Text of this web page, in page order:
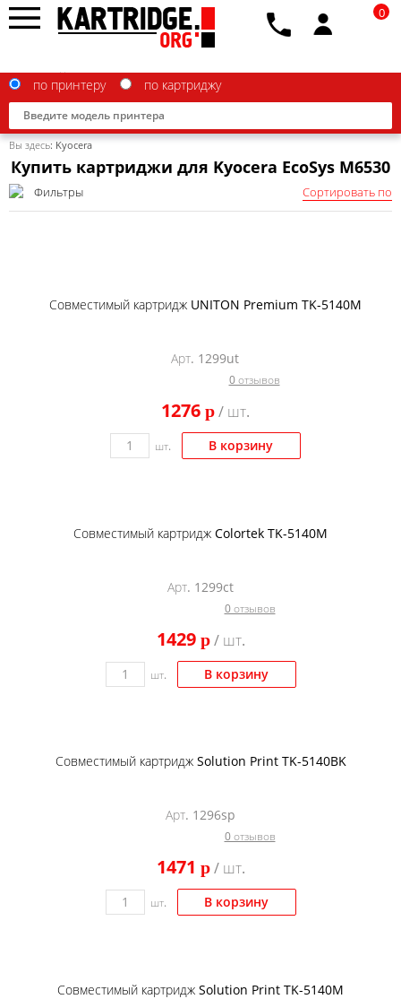
Konica Minolta
Для франкировальной машины
Тонер и девелопер
по принтеру по картриджу
0
Вы здесь: Kyocera
Купить картриджи для Kyocera EcoSys M6530
Фильтры Сортировать по
Совместимый картридж UNITON Premium TK-5140M
Арт. 1299ut
0 отзывов
1276 p/ шт.
шт. В корзину
Совместимый картридж Colortek TK-5140M
Арт. 1299ct
0 отзывов
1429 p/ шт.
шт. В корзину
Совместимый картридж Solution Print TK-5140BK
Арт. 1296sp
0 отзывов
1471 p/ шт.
шт. В корзину
Совместимый картридж Solution Print TK-5140M